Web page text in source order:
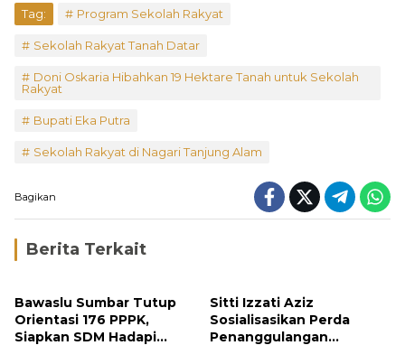
Tag: Program Sekolah Rakyat
Sekolah Rakyat Tanah Datar
Doni Oskaria Hibahkan 19 Hektare Tanah untuk Sekolah
Rakyat
Bupati Eka Putra
Sekolah Rakyat di Nagari Tanjung Alam
Bagikan
Berita Terkait
Bawaslu Sumbar Tutup
Orientasi 176 PPPK,
Siapkan SDM Hadapi
Sitti Izzati Aziz
Sosialisasikan Perda
Penanggulangan